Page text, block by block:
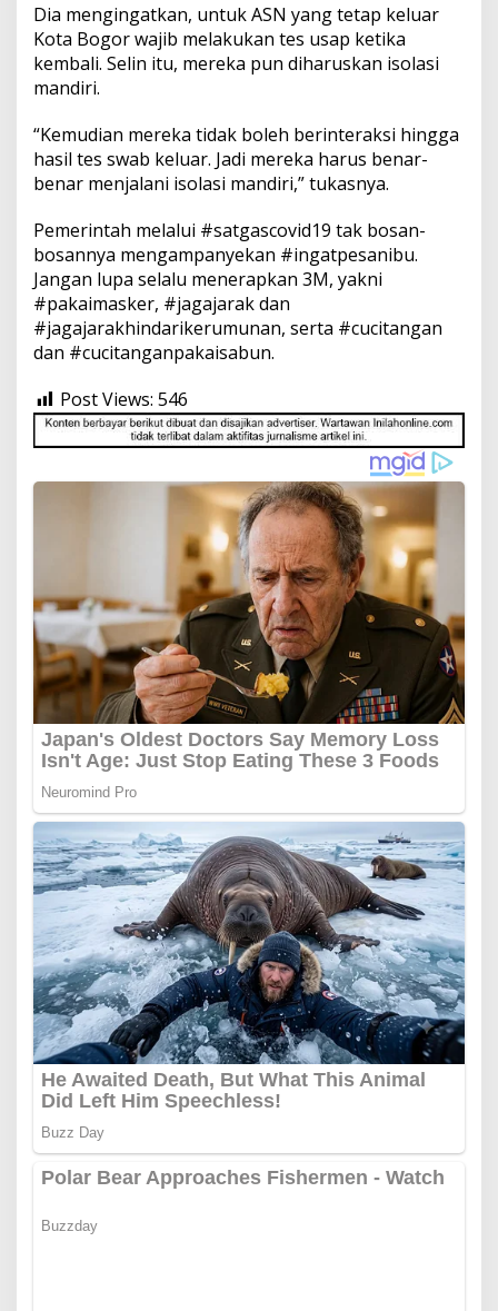
Dia mengingatkan, untuk ASN yang tetap keluar
Kota Bogor wajib melakukan tes usap ketika
kembali. Selin itu, mereka pun diharuskan isolasi
mandiri.
“Kemudian mereka tidak boleh berinteraksi hingga
hasil tes swab keluar. Jadi mereka harus benar-
benar menjalani isolasi mandiri,” tukasnya.
Pemerintah melalui #satgascovid19 tak bosan-
bosannya mengampanyekan #ingatpesanibu.
Jangan lupa selalu menerapkan 3M, yakni
#pakaimasker, #jagajarak dan
#jagajarakhindarikerumunan, serta #cucitangan
dan #cucitanganpakaisabun.
Post Views: 546